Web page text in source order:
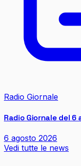
Radio Giornale
Radio Giornale del
6 agosto 2026
Vedi tutte le news